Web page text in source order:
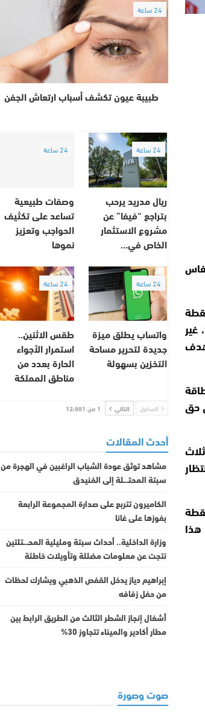
البداية بعد هدف التعادل الذي حمل توقيع فرجي كرمون في الدقيقة 51، غير
حق
في انتظار
نتائجه السلبية بعدما تجمد رصيده عند 15 نقطة
24 ساعة
طبيبة عيون تكشف أسباب ارتعاش الجفن
24 ساعة
ريال مدريد يرحب
بتراجع “فيفا” عن
مشروع الاستثمار
الخاص في…
24 ساعة
وصفات طبيعية
تساعد على تكثيف
الحواجب وتعزيز
نموها
24 ساعة
واتساب يطلق ميزة
جديدة لتحرير مساحة
التخزين بسهولة
24 ساعة
طقس الاثنين..
استمرار الأجواء
الحارة بعدد من
مناطق المملكة
السابق التالي 1 من 12٬881
أحدث المقالات
مشاهد توثق عودة الشباب الراغبين في الهجرة من
سبتة المحتـ.ـلة إلى الفنيدق
الكاميرون تتربع على صدارة المجموعة الرابعة
بفوزها على غانا
وزارة الداخلية.. أحداث سبتة ومليلية المحـ.ـتلتين
نتجت عن معلومات مضللة وتأويلات خاطئة
إبراهيم دياز يدخل القفص الذهبي ويشارك لحظات
من حفل زفافه
أشغال إنجاز الشطر الثالث من الطريق الرابط بين
مطار أكادير والميناء تتجاوز 30%
صوت وصورة